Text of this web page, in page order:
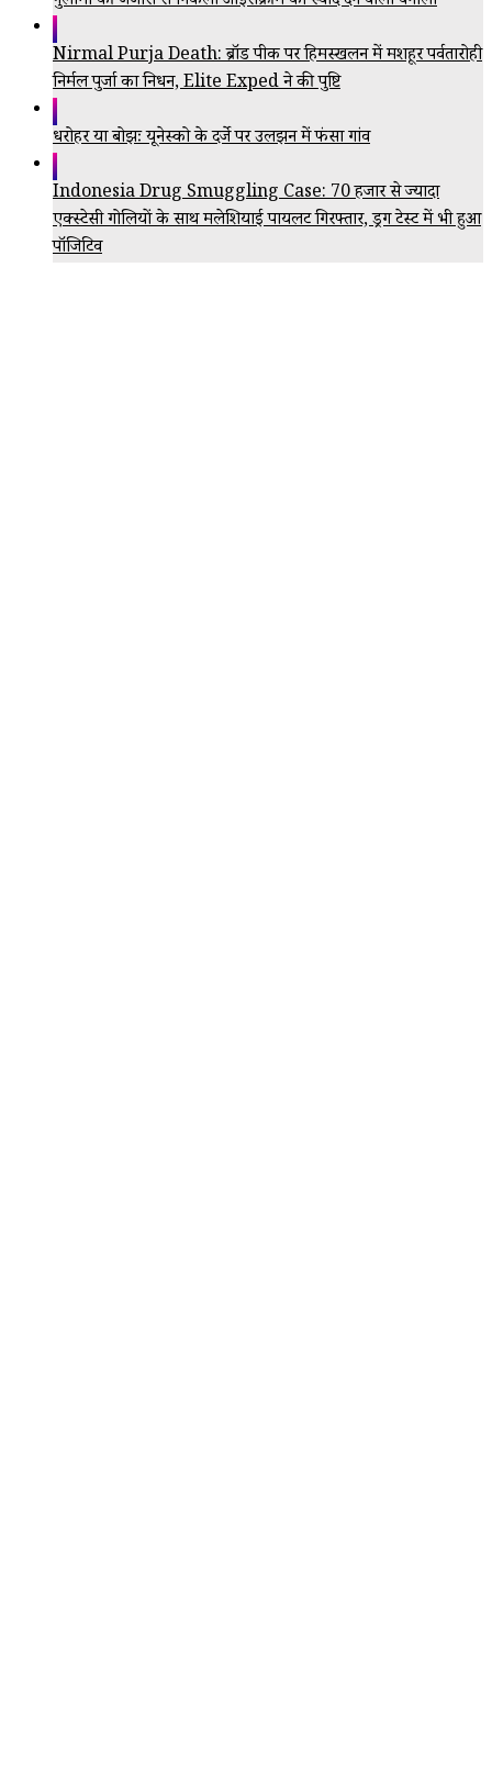
Nirmal Purja Death: ब्रॉड पीक पर हिमस्खलन में मशहूर पर्वतारोही
निर्मल पुर्जा का निधन, Elite Exped ने की पुष्टि
धरोहर या बोझः यूनेस्को के दर्जे पर उलझन में फंसा गांव
Indonesia Drug Smuggling Case: 70 हजार से ज्यादा
एक्स्टेसी गोलियों के साथ मलेशियाई पायलट गिरफ्तार, ड्रग टेस्ट में भी हुआ
पॉजिटिव